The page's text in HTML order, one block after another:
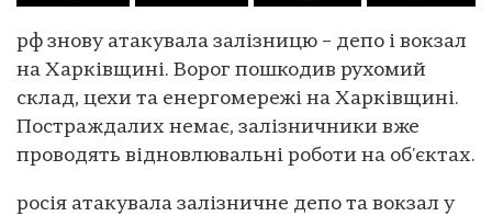
рф знову атакувала залізницю – депо і вокзал
на Харківщині. Ворог пошкодив рухомий
склад, цехи та енергомережі на Харківщині.
Постраждалих немає, залізничники вже
проводять відновлювальні роботи на об'єктах.
росія атакувала залізничне депо та вокзал у